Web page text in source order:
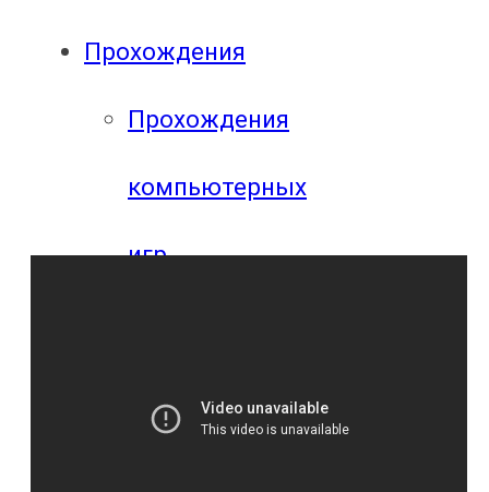
Прохождения
Прохождения
компьютерных
игр